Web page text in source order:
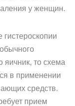
у женщин.
яичник, то схема
в применении
средств.
прием